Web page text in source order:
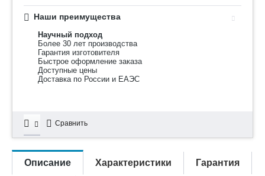
Наши преимущества
Научный подход
Более 30 лет производства
Гарантия изготовителя
Быстрое оформление заказа
Доступные цены
Доставка по России и ЕАЭС
Сравнить
Описание Характеристики Гарантия